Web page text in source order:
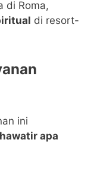
di Roma,
di resort-
ini
apa